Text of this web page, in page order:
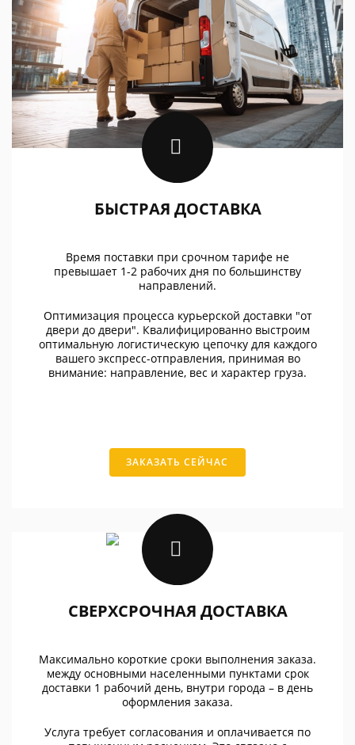
БЫСТРАЯ ДОСТАВКА
Время поставки при срочном тарифе не
превышает 1-2 рабочих дня по большинству
направлений.
Оптимизация процесса курьерской доставки "от
двери до двери". Квалифицированно выстроим
оптимальную логистическую цепочку для каждого
вашего экспресс-отправления, принимая во
внимание: направление, вес и характер груза.
ЗАКАЗАТЬ СЕЙЧАС
СВЕРХСРОЧНАЯ ДОСТАВКА
Максимально короткие сроки выполнения заказа.
между основными населенными пунктами срок
доставки 1 рабочий день, внутри города – в день
оформления заказа.
Услуга требует согласования и оплачивается по